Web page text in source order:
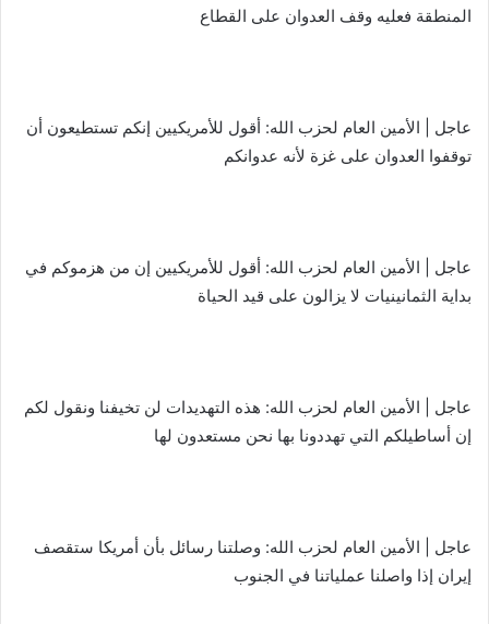
المنطقة فعليه وقف العدوان على القطاع
عاجل | الأمين العام لحزب الله: أقول للأمريكيين إنكم تستطيعون أن
توقفوا العدوان على غزة لأنه عدوانكم
عاجل | الأمين العام لحزب الله: أقول للأمريكيين إن من هزموكم في
بداية الثمانينيات لا يزالون على قيد الحياة
عاجل | الأمين العام لحزب الله: هذه التهديدات لن تخيفنا ونقول لكم
إن أساطيلكم التي تهددونا بها نحن مستعدون لها
عاجل | الأمين العام لحزب الله: وصلتنا رسائل بأن أمريكا ستقصف
إيران إذا واصلنا عملياتنا في الجنوب